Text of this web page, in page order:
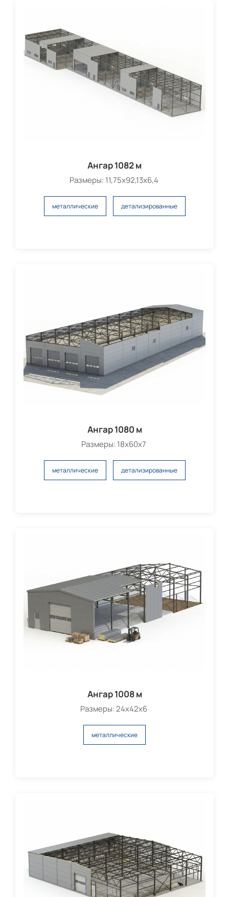
Ангар 1082 м
Размеры: 11,75х92,13х6,4
металлические детализированные
Ангар 1080 м
Размеры: 18х60х7
металлические детализированные
Ангар 1008 м
Размеры: 24х42х6
металлические